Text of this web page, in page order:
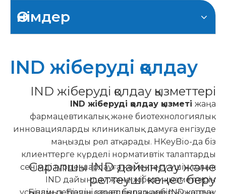
Өнімдер
IND жіберуді қолдау
IND жіберуді қолдау қызметтері
IND жіберуді қолдау қызметі жаңа
фармацевтикалық және биотехнологиялық
инновацияларды клиникалық дамуға енгізуде
маңызды рөл атқарады. HKeyBio-да біз
клиенттерге күрделі нормативтік талаптарды
сенімді түрде шарлауға көмектесу үшін толық
IND дайындау және жіберу қызметтерін
Сарапшы IND дайындау және
реттеуші кеңес беру